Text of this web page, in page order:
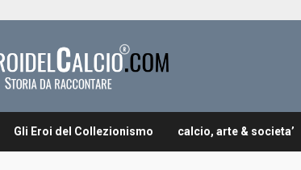
Gli Eroi del Collezionismo calcio, arte & societa’